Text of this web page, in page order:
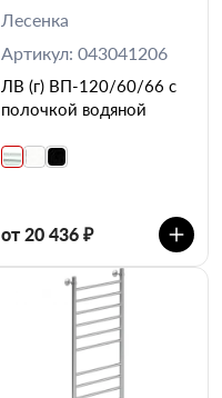
Лесенка
Артикул: 043041206
ЛВ (г) ВП-120/60/66 с
полочкой водяной
от 20 436 ₽